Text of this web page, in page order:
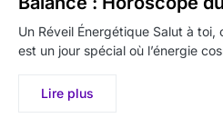
Un Réveil Énergétique Salut à toi,
est un jour spécial où l’énergie
Lire plus